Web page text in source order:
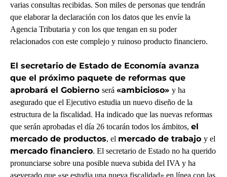
varias consultas recibidas. Son miles de personas que tendrán
que elaborar la declaración con los datos que les envíe la
Agencia Tributaria y con los que tengan en su poder
relacionados con este complejo y ruinoso producto financiero.
El secretario de Estado de Economía avanza
que el próximo paquete de reformas que
aprobará el Gobierno será «ambicioso» y ha
asegurado que el Ejecutivo estudia un nuevo diseño de la
estructura de la fiscalidad. Ha indicado que las nuevas reformas
que serán aprobadas el día 26 tocarán todos los ámbitos, el
mercado de productos, el mercado de trabajo y el
mercado financiero. El secretario de Estado no ha querido
pronunciarse sobre una posible nueva subida del IVA y ha